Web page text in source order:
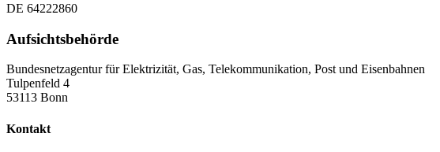
DE 64222860
Aufsichtsbehörde
Bundesnetzagentur für Elektrizität, Gas, Telekommunikation, Post und Eisenbahnen
Tulpenfeld 4
53113 Bonn
Kontakt